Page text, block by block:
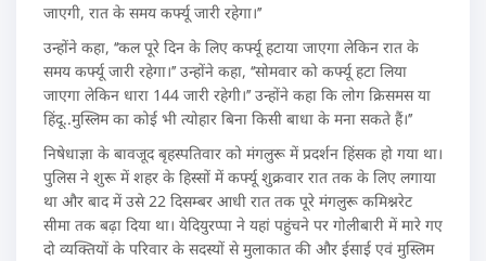
जाएगी, रात के समय कर्फ्यू जारी रहेगा।’’
उन्होंने कहा, ‘‘कल पूरे दिन के लिए कर्फ्यू हटाया जाएगा लेकिन रात के
समय कर्फ्यू जारी रहेगा।’’ उन्होंने कहा, ‘‘सोमवार को कर्फ्यू हटा लिया
जाएगा लेकिन धारा 144 जारी रहेगी।’’ उन्होंने कहा कि लोग क्रिसमस या
हिंदू..मुस्लिम का कोई भी त्योहार बिना किसी बाधा के मना सकते हैं।’’
निषेधाज्ञा के बावजूद बृहस्पतिवार को मंगलुरू में प्रदर्शन हिंसक हो गया था।
पुलिस ने शुरू में शहर के हिस्सों में कर्फ्यू शुक्रवार रात तक के लिए लगाया
था और बाद में उसे 22 दिसम्बर आधी रात तक पूरे मंगलुरू कमिश्नरेट
सीमा तक बढ़ा दिया था। येदियुरप्पा ने यहां पहुंचने पर गोलीबारी में मारे गए
दो व्यक्तियों के परिवार के सदस्यों से मुलाकात की और ईसाई एवं मुस्लिम